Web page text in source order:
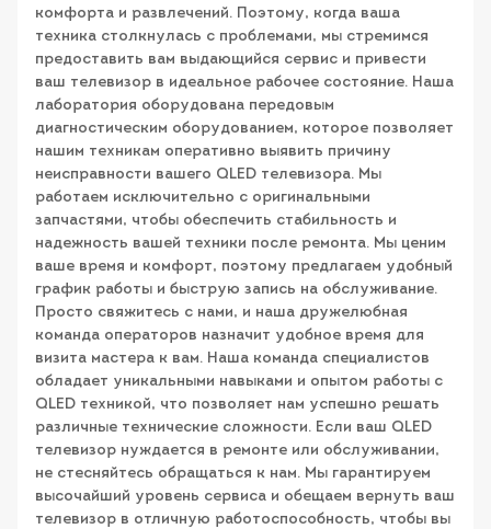
комфорта и развлечений. Поэтому, когда ваша
техника столкнулась с проблемами, мы стремимся
предоставить вам выдающийся сервис и привести
ваш телевизор в идеальное рабочее состояние. Наша
лаборатория оборудована передовым
диагностическим оборудованием, которое позволяет
нашим техникам оперативно выявить причину
неисправности вашего QLED телевизора. Мы
работаем исключительно с оригинальными
запчастями, чтобы обеспечить стабильность и
надежность вашей техники после ремонта. Мы ценим
ваше время и комфорт, поэтому предлагаем удобный
график работы и быструю запись на обслуживание.
Просто свяжитесь с нами, и наша дружелюбная
команда операторов назначит удобное время для
визита мастера к вам. Наша команда специалистов
обладает уникальными навыками и опытом работы с
QLED техникой, что позволяет нам успешно решать
различные технические сложности. Если ваш QLED
телевизор нуждается в ремонте или обслуживании,
не стесняйтесь обращаться к нам. Мы гарантируем
высочайший уровень сервиса и обещаем вернуть ваш
телевизор в отличную работоспособность, чтобы вы